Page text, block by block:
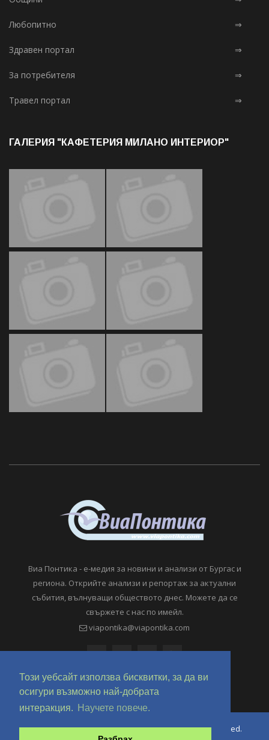
Този уебсайт използва бисквитки, за да ви
осигури възможно най-добрата
интеракция.
Научете повече.
Любопитно ⇒
Здравен портал ⇒
За потребителя ⇒
Травел портал ⇒
ГАЛЕРИЯ "КАФЕТЕРИЯ МИЛАНО ИНТЕРИОР"
Виа Понтика - е-медия за новини и анализи от Бургас и
региона. Открийте анализи и репортаж за актуални
събития, вълнуващи обществото днес. Можете да се
свържете с нас по имейл.
viapontika@viapontika.com
Copyright © 2018-2024 ViaPontika.com. All Rights Reserved.